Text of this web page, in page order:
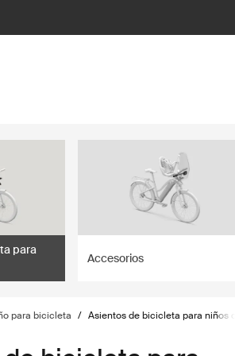
para
Accesorios
para bicicleta / Asientos de bicicleta para niños